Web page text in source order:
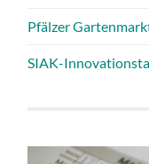
Pfälzer
SIAK-